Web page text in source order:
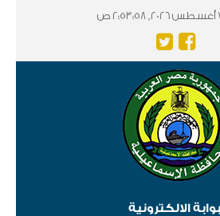
الالكترونية